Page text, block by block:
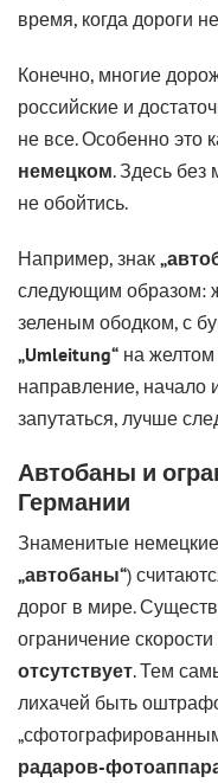
время, когда дороги
Конечно, многие
российские и
не все. Особенно это
немецком. Здесь без
не обойтись.
Например, знак
следующим образом:
зеленым ободком, с
„Umleitung“ на желтом
направление, начало
запутаться, лучше
Автобаны и
Германии
Знаменитые немецкие
„автобаны“)
дорог в мире.
ограничение
отсутствует. Тем
лихачей быть
радаров-